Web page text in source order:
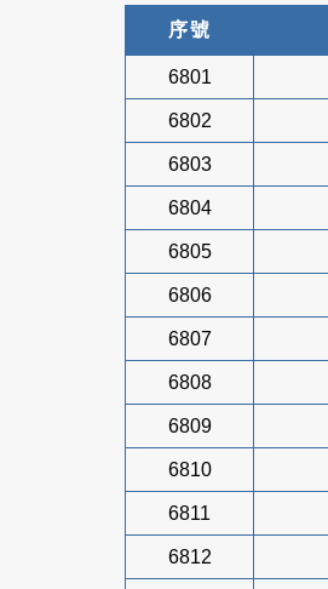
序號
6801
6802
6803
6804
6805
6806
6807
6808
6809
6810
6811
6812